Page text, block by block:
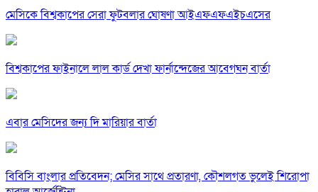
মেসিকে বিশ্বকাপের সেরা ফুটবলার ঘোষণা আইএফএফএইচএসের
বিশ্বকাপের ফাইনালে লাল কার্ড দেখা ফার্নান্দেজের আবেগঘন বার্তা
এবার মেসিদের জন্য দি মারিয়ার বার্তা
বিবিসি বাংলার প্রতিবেদন; মেসির সাথে প্রতারণা, কৌশলগত ভুলেই শিরোপা